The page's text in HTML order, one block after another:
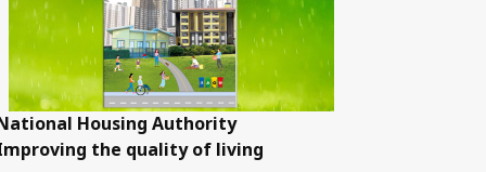
Housing Authority
the quality of living